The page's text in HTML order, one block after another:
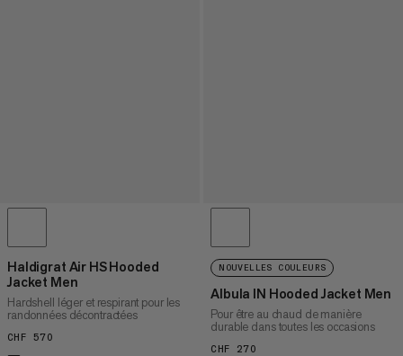
Haldigrat Air HS Hooded
Jacket Men
Hardshell léger et respirant pour les
randonnées décontractées
CHF 570
NOUVELLES COULEURS
Albula IN Hooded Jacket Men
Pour être au chaud de manière
durable dans toutes les occasions
CHF 270